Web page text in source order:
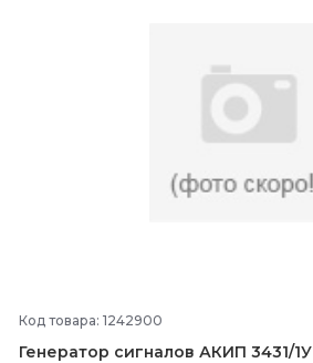
Код товара: 1242900
Генератор сигналов АКИП 3431/1У